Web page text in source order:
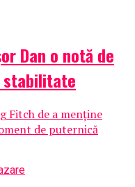
Dan o notă de
stabilitate
Fitch de a menține
de puternică